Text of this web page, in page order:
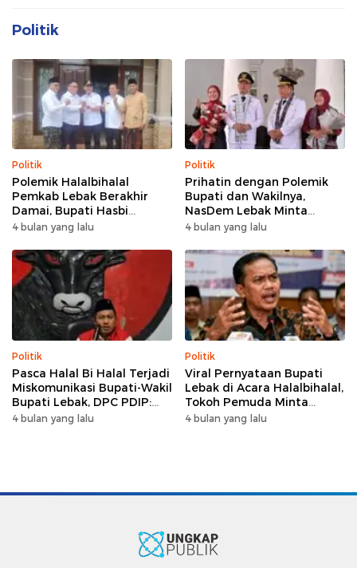
Politik
Politik
Polemik Halalbihalal
Pemkab Lebak Berakhir
Damai, Bupati Hasbi
Sambangi Kediaman
4 bulan yang lalu
Politik
Prihatin dengan Polemik
Bupati dan Wakilnya,
NasDem Lebak Minta
Saling Introspeksi
4 bulan yang lalu
Politik
Pasca Halal Bi Halal Terjadi
Miskomunikasi Bupati-Wakil
Bupati Lebak, DPC PDIP:
Kami Tetap Solid dan Akan
4 bulan yang lalu
Politik
Viral Pernyataan Bupati
Lebak di Acara Halalbihalal,
Tokoh Pemuda Minta
Bersatu hingga Usul
4 bulan yang lalu